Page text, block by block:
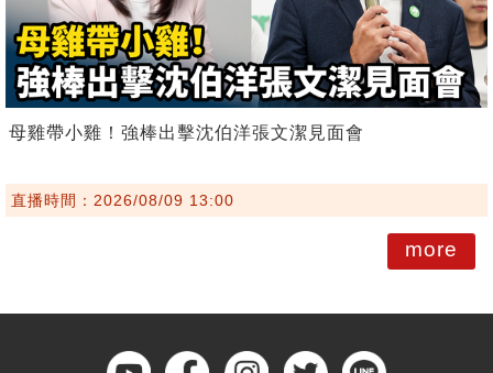
母雞帶小雞！強棒出擊沈伯洋張文潔見面會
直播時間：2026/08/09 13:00
more